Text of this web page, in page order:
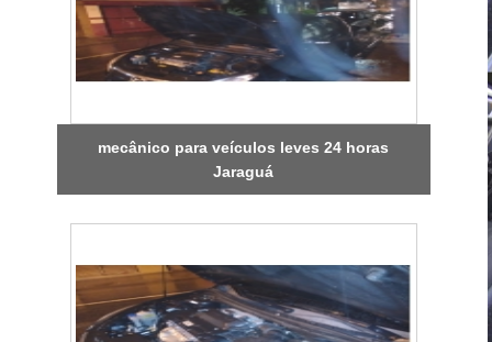
mecânico para veículos leves 24 horas
Jaraguá